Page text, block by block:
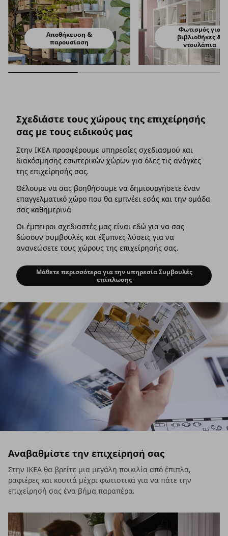
Αποθήκευση &
παρουσίαση
Φωτισμός για
βιβλιοθήκες &
ντουλάπια
Σχεδιάστε τους χώρους της επιχείρησής
σας με τους ειδικούς μας
Στην ΙΚΕΑ προσφέρουμε υπηρεσίες σχεδιασμού και
διακόσμησης εσωτερικών χώρων για όλες τις ανάγκες
της επιχείρησής σας.
Θέλουμε να σας βοηθήσουμε να δημιουργήσετε έναν
επαγγελματικό χώρο που θα εμπνέει εσάς και την ομάδα
σας καθημερινά.
Οι έμπειροι σχεδιαστές μας είναι εδώ για να σας
δώσουν συμβουλές και έξυπνες λύσεις για να
ανανεώσετε τους χώρους της επιχείρησής σας.
Μάθετε περισσότερα για την υπηρεσία Συμβουλές
επίπλωσης
Αναβαθμίστε την επιχείρησή σας
Στην IKEA θα βρείτε μια μεγάλη ποικιλία από έπιπλα,
ραφιέρες και κουτιά μέχρι φωτιστικά για να πάτε την
επιχείρησή σας ένα βήμα παραπέρα.